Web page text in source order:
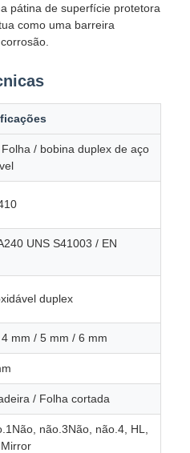
pátina de superfície protetora
como uma barreira
/ bobina duplex de aço
UNS S41003 / EN
duplex
mm / 5 mm / 6 mm
/ Folha cortada
não.3Não, não.4, HL,